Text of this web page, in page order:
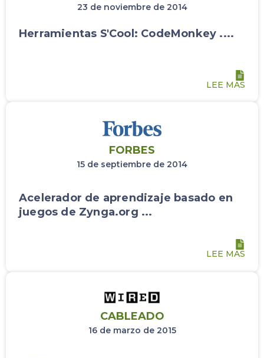
23 de noviembre de 2014
Herramientas S'Cool: CodeMonkey ....
LEE MAS
FORBES
15 de septiembre de 2014
Acelerador de aprendizaje basado en
juegos de Zynga.org ...
LEE MAS
CABLEADO
16 de marzo de 2015